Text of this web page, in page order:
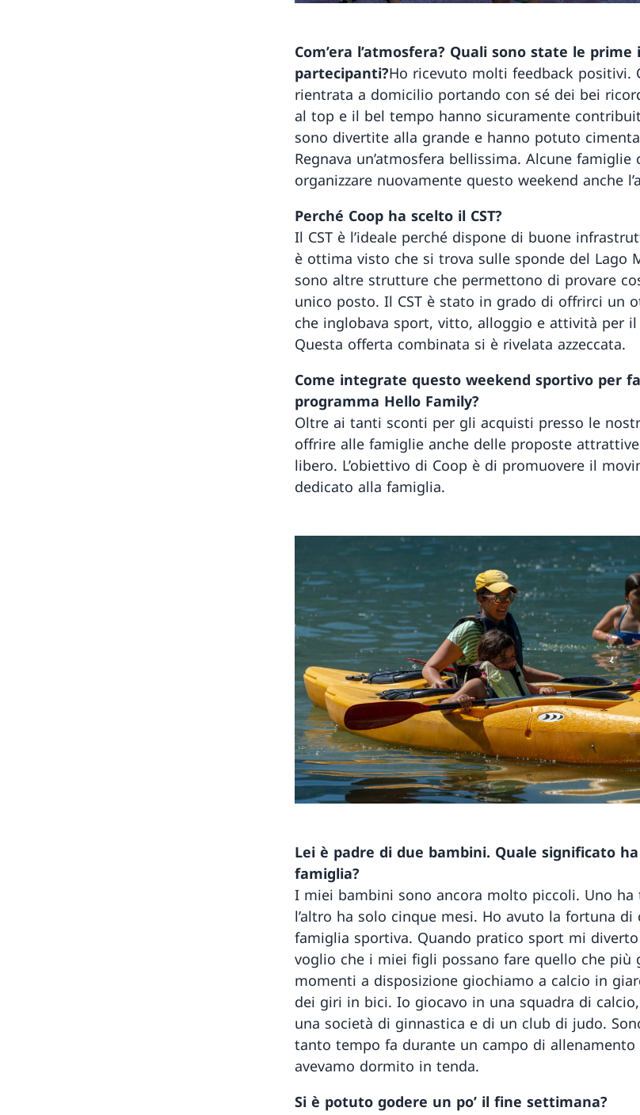
Com’era l’atmosfera? Quali sono state le
partecipanti?Ho ricevuto molti feedback positivi.
rientrata a domicilio portando con sé dei bei
al top e il bel tempo hanno sicuramente
sono divertite alla grande e hanno potuto
Regnava un’atmosfera bellissima. Alcune
organizzare nuovamente questo weekend anche
Perché Coop ha scelto il CST?
Il CST è l’ideale perché dispone di buone
è ottima visto che si trova sulle sponde del Lago
sono altre strutture che permettono di provare
unico posto. Il CST è stato in grado di offrirci un
che inglobava sport, vitto, alloggio e attività per
Questa offerta combinata si è rivelata azzeccata.
Come integrate questo weekend sportivo per
programma Hello Family?
Oltre ai tanti sconti per gli acquisti presso le
offrire alle famiglie anche delle proposte
libero. L’obiettivo di Coop è di promuovere il
dedicato alla famiglia.
Lei è padre di due bambini. Quale significato
famiglia?
I miei bambini sono ancora molto piccoli. Uno
l’altro ha solo cinque mesi. Ho avuto la fortuna di
famiglia sportiva. Quando pratico sport mi
voglio che i miei figli possano fare quello che più
momenti a disposizione giochiamo a calcio in
dei giri in bici. Io giocavo in una squadra di
una società di ginnastica e di un club di judo.
tanto tempo fa durante un campo di
avevamo dormito in tenda.
Si è potuto godere un po’ il fine settimana?